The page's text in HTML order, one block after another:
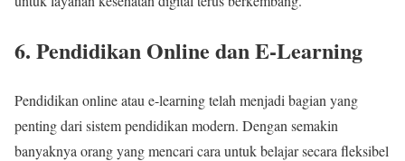
6. Pendidikan Online dan E-Learning
Pendidikan online atau e-learning telah menjadi bagian yang
penting dari sistem pendidikan modern. Dengan semakin
banyaknya orang yang mencari cara untuk belajar secara fleksibel